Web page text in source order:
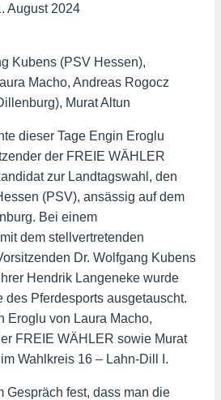
August 2024
Kubens (PSV Hessen),
Macho, Andreas Rogocz
Murat Altun
dieser Tage Engin Eroglu
der FREIE WÄHLER
zur Landtagswahl, den
(PSV), ansässig auf dem
Bei einem
dem stellvertretenden
Dr. Wolfgang Kubens
Hendrik Langeneke wurde
des Pferdesports ausgetauscht.
Eroglu von Laura Macho,
FREIE WÄHLER sowie Murat
Wahlkreis 16 – Lahn-Dill I.
Gespräch fest, dass man die